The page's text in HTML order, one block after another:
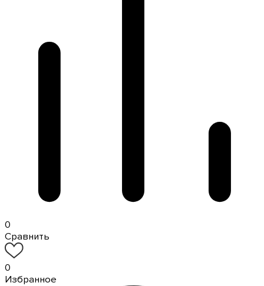
0
Сравнить
0
Избранное